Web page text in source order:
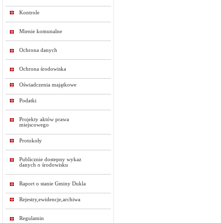
Kontrole
Mienie komunalne
Ochrona danych
Ochrona środowiska
Oświadczenia majątkowe
Podatki
Projekty aktów prawa
miejscowego
Protokoły
Publicznie dostepny wykaz
danych o środowisku
Raport o stanie Gminy Dukla
Rejestry,ewidencje,archiwa
Regulamin